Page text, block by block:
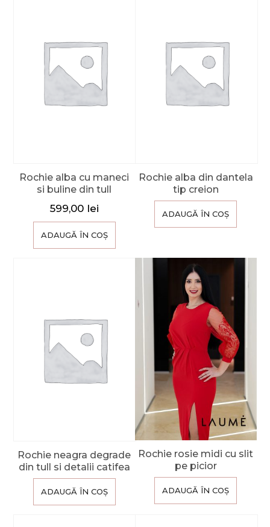
Rochie alba cu maneci
si buline din tull
599,00 lei
ADAUGĂ ÎN COȘ
Rochie alba din dantela
tip creion
ADAUGĂ ÎN COȘ
Rochie neagra degrade
din tull si detalii catifea
ADAUGĂ ÎN COȘ
Rochie rosie midi cu slit
pe picior
ADAUGĂ ÎN COȘ